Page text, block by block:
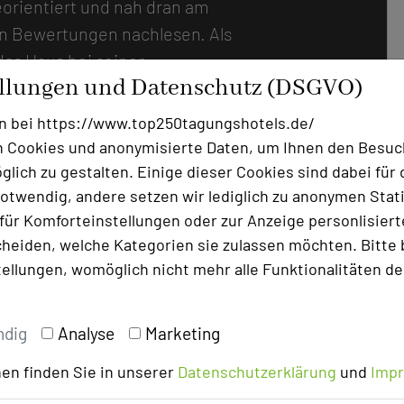
und Datenschutz (DSGVO)
bei https://www.top250tagungshotels.de/
und anonymisierte Daten, um Ihnen den
zu gestalten. Einige dieser Cookies sind dabei für
andere setzen wir lediglich zu anonymen
Komforteinstellungen oder zur Anzeige
welche Kategorien sie zulassen möchten. Bitte
womöglich nicht mehr alle Funktionalitäten
Analyse Marketing
finden Sie in unserer Datenschutzerklärung und
und nah dran am
Bewertungen nachlesen. Als
Haus bei seiner
Tagungsräumen, die
findet das Hotelteam
– vom kreativen
und Konferenzen bis hin zum
Auftritte mit Bühne.
ermöglicht problemlos parallel
können auch
des normalen
im Nebengebäude
in den großzügigen
für Empfänge und zur
es auch ein umfassendes